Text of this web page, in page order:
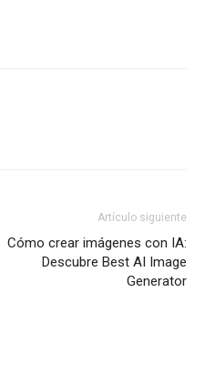
Artículo siguiente
Cómo crear imágenes con IA:
Descubre Best AI Image
Generator